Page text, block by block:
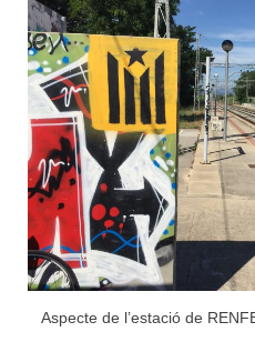
Aspecte de l’estació de